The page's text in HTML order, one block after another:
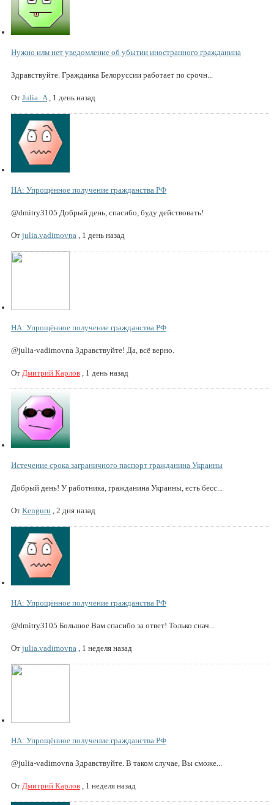
Нужно илм нет уведомление об убытии иностранного гражданина
Здравствуйте. Гражданка Белоруссии работает по срочн...
От Julia_A, 1 день назад
НА: Упрощённое получение гражданства РФ
@dmitry3105 Добрый день, спасибо, буду действовать!
От julia.vadimovna , 1 день назад
НА: Упрощённое получение гражданства РФ
@julia-vadimovna Здравствуйте! Да, всё верно.
От Дмитрий Карлов , 1 день назад
Истечение срока заграничного паспорт гражданина Украины
Добрый день! У работника, гражданина Украины, есть бесс...
От Kenguru , 2 дня назад
НА: Упрощённое получение гражданства РФ
@dmitry3105 Большое Вам спасибо за ответ! Только снач...
От julia.vadimovna , 1 неделя назад
НА: Упрощённое получение гражданства РФ
@julia-vadimovna Здравствуйте. В таком случае, Вы сможе...
От Дмитрий Карлов , 1 неделя назад